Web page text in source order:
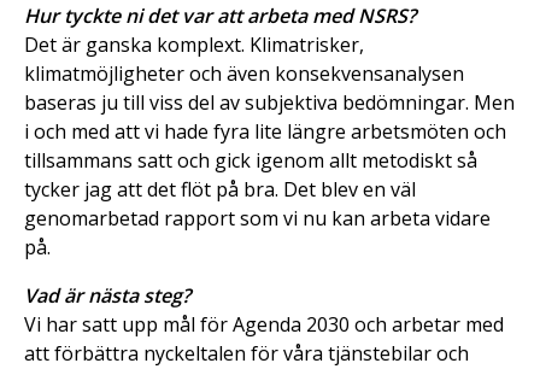
Hur tyckte ni det var att arbeta med NSRS?
Det är ganska komplext. Klimatrisker,
klimatmöjligheter och även konsekvensanalysen
baseras ju till viss del av subjektiva bedömningar. Men
i och med att vi hade fyra lite längre arbetsmöten och
tillsammans satt och gick igenom allt metodiskt så
tycker jag att det flöt på bra. Det blev en väl
genomarbetad rapport som vi nu kan arbeta vidare
på.
Vad är nästa steg?
Vi har satt upp mål för Agenda 2030 och arbetar med
att förbättra nyckeltalen för våra tjänstebilar och